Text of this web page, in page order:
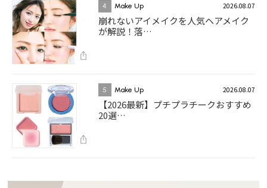
4 Make Up 2026.08.07
崩れないアイメイクを人気ヘアメイク
が解説！落…
5 Make Up 2026.08.07
【2026最新】プチプラチークおすすめ
20選…